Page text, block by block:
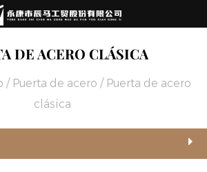
DE ACERO CLÁSICA
/ Puerta de acero / Puerta de acero
clásica